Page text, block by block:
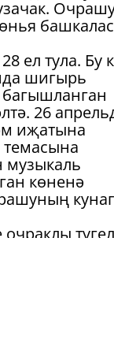
ел тула. Бу
шигырь
26
иҗатына
музыкаль
көненә